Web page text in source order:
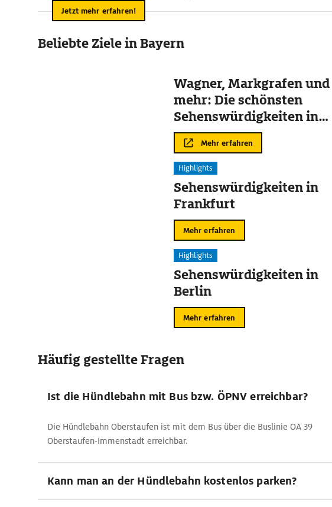
Jetzt mehr erfahren!
Beliebte Ziele in Bayern
Wagner, Markgrafen und
mehr: Die schönsten
Sehenswürdigkeiten in
Bayreuth
Mehr erfahren
Highlights
Sehenswürdigkeiten in
Frankfurt
Mehr erfahren
Highlights
Sehenswürdigkeiten in
Berlin
Mehr erfahren
Häufig gestellte Fragen
Ist die Hündlebahn mit Bus bzw. ÖPNV erreichbar?
Die Hündlebahn Oberstaufen ist mit dem Bus über die Buslinie OA 39
Oberstaufen-Immenstadt erreichbar.
Kann man an der Hündlebahn kostenlos parken?